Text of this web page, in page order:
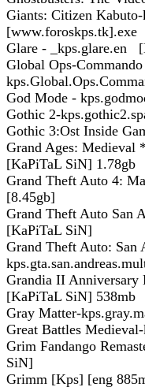
Giants: Citizen
[www.foroskps.tk].exe
Glare - _kps.glare.en
Global Ops-
God Mode -
Gothic 2-
Gothic 3:Ost Inside
Grand Ages:
[KaPiTaL SiN] 1.78gb
Grand Theft Auto 4:
[8.45gb]
Grand Theft Auto San
[KaPiTaL SiN]
Grand Theft Auto: San
Grandia II
[KaPiTaL SiN] 538mb
Gray Matter-
Great Battles
Grim Fandango
SiN]
Grimm [Kps] [eng